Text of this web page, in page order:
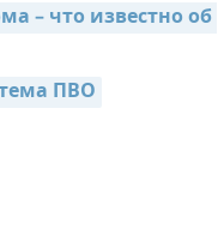
– что известно об
ПВО